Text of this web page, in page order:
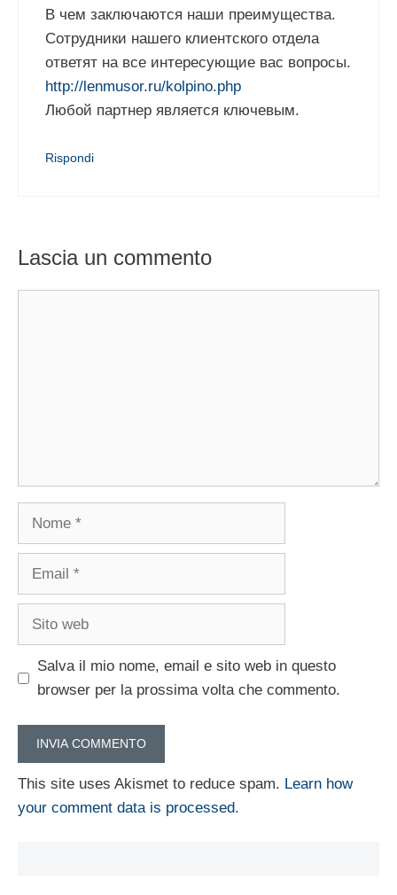
В чем заключаются наши преимущества.
Сотрудники нашего клиентского отдела
ответят на все интересующие вас вопросы.
http://lenmusor.ru/kolpino.php
Любой партнер является ключевым.
Rispondi
Lascia un commento
Nome
Email
Sito
Salva il mio nome, email e sito web in questo
browser per la prossima volta che commento.
This site uses Akismet to reduce spam. Learn how
your comment data is processed.